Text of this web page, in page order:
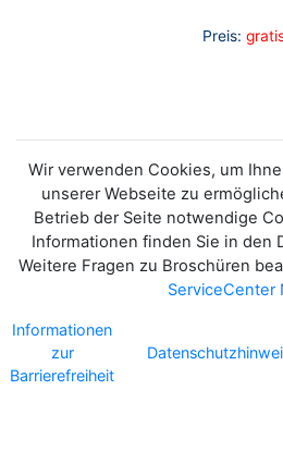
Preis:
Wir verwenden Cookies, um
unserer Webseite zu
Betrieb der Seite notwendige
Informationen finden Sie in den
Weitere Fragen zu Broschüren
ServiceCenter
Informationen
zur
Barrierefreiheit